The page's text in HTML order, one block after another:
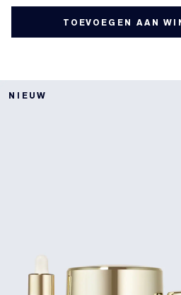
TOEVOEGEN AAN
NIEUW